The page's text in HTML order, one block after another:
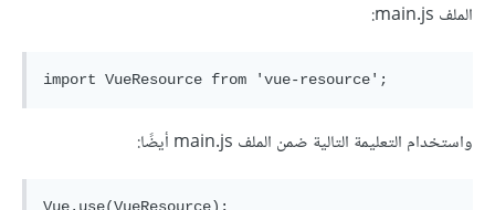
الملف main.js:
واستخدام التعليمة التالية ضمن الملف main.js أيضًا: